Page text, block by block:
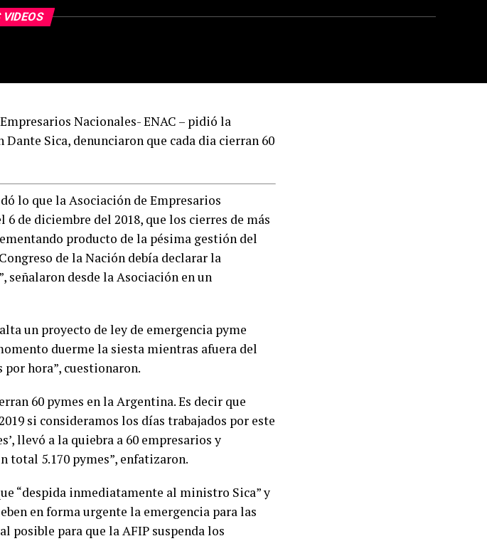
Nacionales- ENAC – pidió la
Sica, denunciaron que cada dia cierran 60
lo que la Asociación de Empresarios
de diciembre del 2018, que los cierres de más
producto de la pésima gestión del
de la Nación debía declarar la
señalaron desde la Asociación en un
un proyecto de ley de emergencia pyme
duerme la siesta mientras afuera del
por hora”, cuestionaron.
60 pymes en la Argentina. Es decir que
si consideramos los días trabajados por este
llevó a la quiebra a 60 empresarios y
total 5.170 pymes”, enfatizaron.
“despida inmediatamente al ministro Sica” y
en forma urgente la emergencia para las
posible para que la AFIP suspenda los